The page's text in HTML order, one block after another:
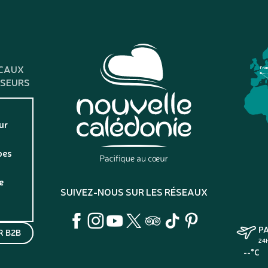
B2B
SUIVEZ-NOUS SUR LES RÉSEAUX
--°C